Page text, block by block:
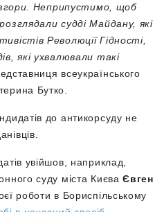
згори. Неприпустимо, щоб
судді Майдану, які
Революції Гідності,
які ухвалювали такі
всеукраїнського
Бутко.
до антикорсуду не
увійшов, наприклад,
суду міста КиєваЄвген
роботи в Бориспільському